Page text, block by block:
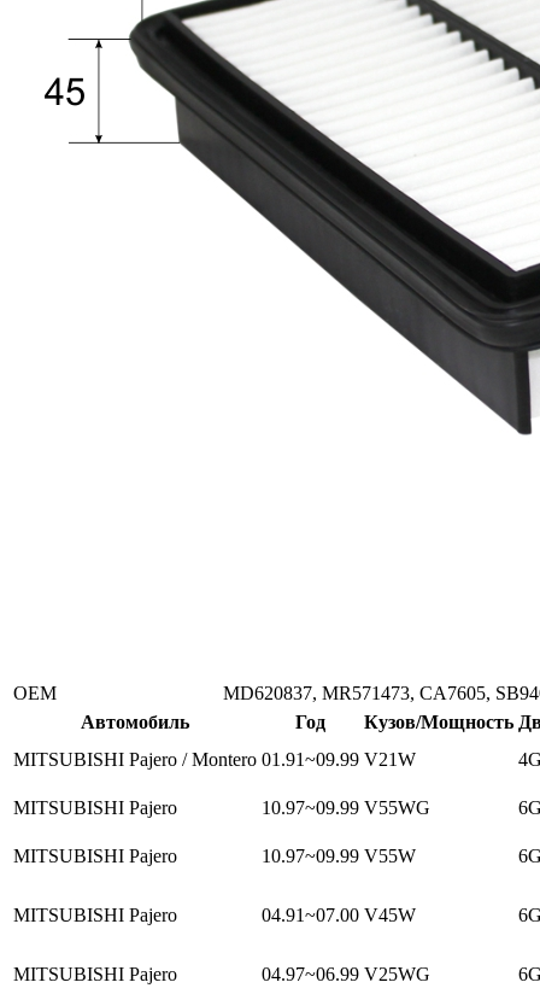
ОЕМ
MD620837, MR571473, CA7605,
Автомобиль
Год Кузов/Мощность
MITSUBISHI Pajero / Montero 01.91~09.99 V21W
MITSUBISHI Pajero 10.97~09.99 V55WG
MITSUBISHI Pajero 10.97~09.99 V55W
MITSUBISHI Pajero 04.91~07.00 V45W
MITSUBISHI Pajero 04.97~06.99 V25WG